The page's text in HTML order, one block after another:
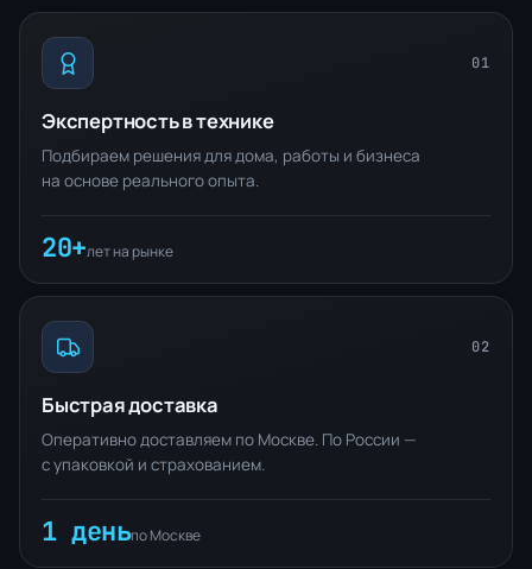
01
Экспертность в технике
Подбираем решения для дома, работы и бизнеса
на основе реального опыта.
20+лет на рынке
02
Быстрая доставка
Оперативно доставляем по Москве. По России —
с упаковкой и страхованием.
1 деньпо Москве